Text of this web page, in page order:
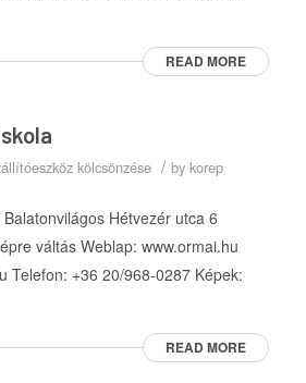
READ MORE
kölcsönzése / by korep
Hétvezér utca 6
váltás Weblap: www.ormai.hu
Telefon: +36 20/968-0287 Képek:
READ MORE